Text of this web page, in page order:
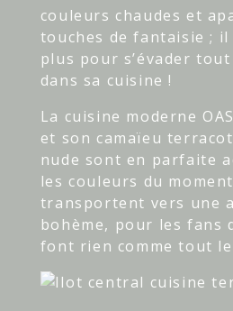
couleurs chaudes et
touches de fantaisie ; il
plus pour s’évader
dans sa cuisine !
La cuisine moderne
et son camaïeu
nude sont en parfaite
les couleurs du
transportent vers une
bohème, pour les fans
font rien comme tout le